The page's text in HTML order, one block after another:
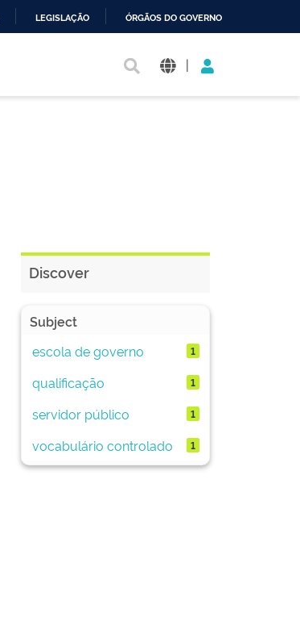
LEGISLAÇÃO ÓRGÃOS DO GOVERNO
|
Discover
Subject
escola de governo
1
qualificação 1
servidor público 1
vocabulário controlado 1